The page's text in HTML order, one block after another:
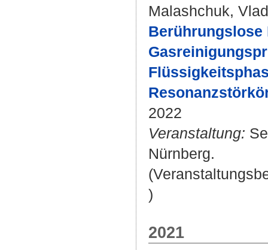
Malashchuk,
Berührungslose
2022
Veranstaltung:
Nürnberg.
)
2021